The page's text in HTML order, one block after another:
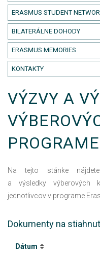
ERASMUS STUDENT
BILATERÁLNE DOHODY
ERASMUS MEMORIES
KONTAKTY
VÝZVY A
Na tejto stánke
a výsledky výberových
jednotlivcov v programe
Dokumenty na
Dátum